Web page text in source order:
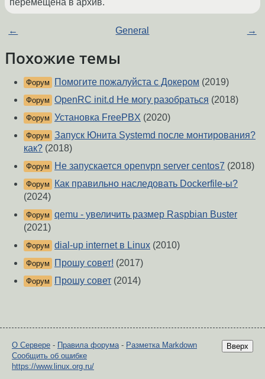
перемещена в архив.
← General →
Похожие темы
Форум Помогите пожалуйста с Докером (2019)
Форум OpenRC init.d Не могу разобраться (2018)
Форум Установка FreePBX (2020)
Форум Запуск Юнита Systemd после монтирования?
как? (2018)
Форум Не запускается openvpn server centos7 (2018)
Форум
Как правильно наследовать Dockerfile-ы?
(2024)
Форум qemu - увеличить размер Raspbian Buster
(2021)
Форум dial-up internet в Linux (2010)
Форум Прошу совет! (2017)
Форум Прошу совет (2014)
Вверх
О Сервере - Правила форума- Разметка Markdown
Сообщить об ошибке
https://www.linux.org.ru/